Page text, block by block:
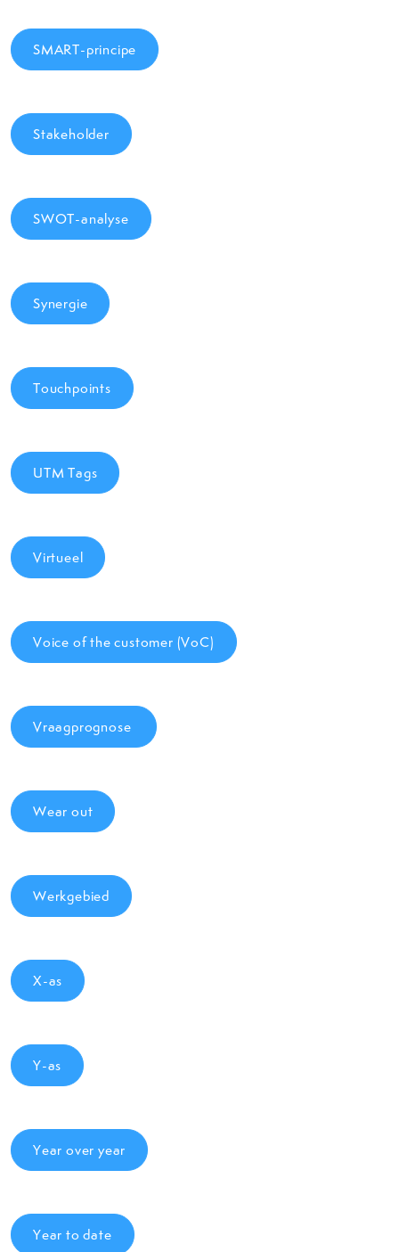
SMART-principe
Stakeholder
SWOT-analyse
Synergie
Touchpoints
UTM Tags
Virtueel
Voice of the customer (VoC)
Vraagprognose
Wear out
Werkgebied
X-as
Y-as
Year over year
Year to date